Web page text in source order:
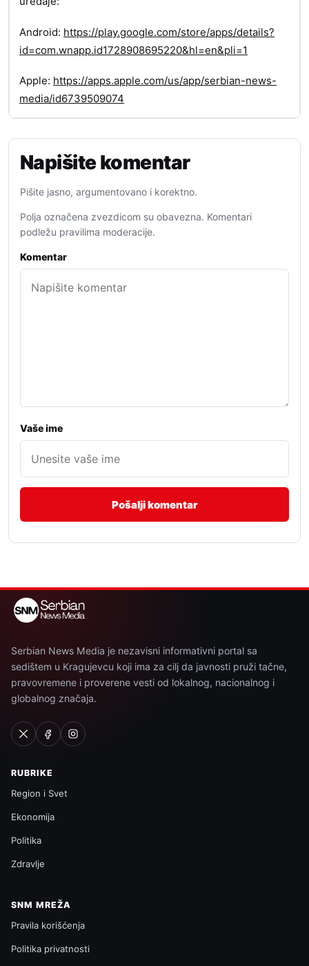
Android: https://play.google.com/store/apps/details?
id=com.wnapp.id1728908695220&hl=en&pli=1
Apple: https://apps.apple.com/us/app/serbian-news-
media/id6739509074
Napišite komentar
Pišite jasno, argumentovano i korektno.
Polja označena zvezdicom su obavezna. Komentari
podležu pravilima moderacije.
Komentar
Vaše ime
Serbian News Media je nezavisni informativni portal sa
sedištem u Kragujevcu koji ima za cilj da javnosti pruži tačne,
pravovremene i proverene vesti od lokalnog, nacionalnog i
globalnog značaja.
RUBRIKE
Region i Svet
Ekonomija
Politika
Zdravlje
SNM MREŽA
Pravila korišćenja
Politika privatnosti